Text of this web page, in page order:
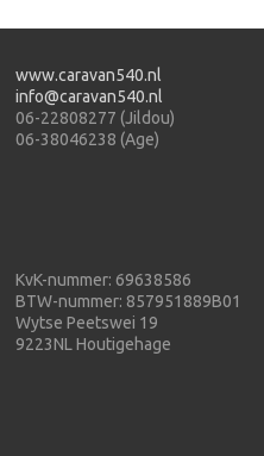
www.caravan540.nl
info@caravan540.nl
06-22808277 (Jildou)
06-38046238 (Age)
KvK-nummer: 69638586
BTW-nummer: 857951889B01
Wytse Peetswei 19
9223NL Houtigehage